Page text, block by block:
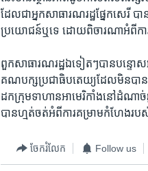
ដែល​ជា​អ្នកសាធារណរដ្ឋផ្នែក​សេរី
ប្រយោជន៍​ឬទេ​ ដោយ​ពិចារណា​អំពី​ការ​
ពួក​សាធារណរដ្ឋ​ឯទៀតៗ​បាន​បន្ទោស​
គណបក្ស​ប្រជាធិបតេយ្យ​ដែល​មិន​បាន​
ដក​ក្រុម​ទាហាន​អាមេរិកាំង​នៅ​ដំណា
បាន​ហ្មត់ចត់អំពី​ការ​គម្រាមកំហែង​រប
ចែករំលែក Follow us